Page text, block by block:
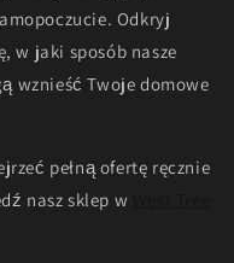
Odkryj
w jaki sposób nasze
wznieść Twoje domowe
pełną ofertę ręcznie
nasz sklep w